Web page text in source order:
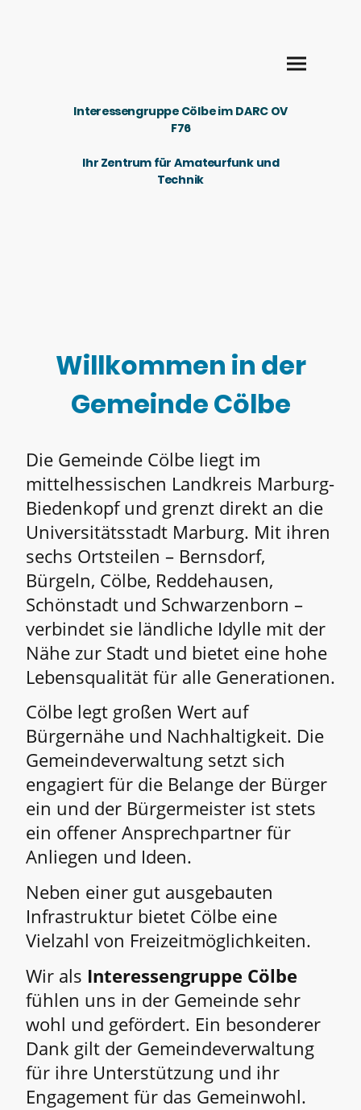
Interessengruppe Cölbe im DARC OV
F76
Ihr Zentrum für Amateurfunk und
Technik
Willkommen in der
Gemeinde Cölbe
Die Gemeinde Cölbe liegt im
mittelhessischen Landkreis Marburg-
Biedenkopf und grenzt direkt an die
Universitätsstadt Marburg. Mit ihren
sechs Ortsteilen – Bernsdorf,
Bürgeln, Cölbe, Reddehausen,
Schönstadt und Schwarzenborn –
verbindet sie ländliche Idylle mit der
Nähe zur Stadt und bietet eine hohe
Lebensqualität für alle Generationen.
Cölbe legt großen Wert auf
Bürgernähe und Nachhaltigkeit. Die
Gemeindeverwaltung setzt sich
engagiert für die Belange der Bürger
ein und der Bürgermeister ist stets
ein offener Ansprechpartner für
Anliegen und Ideen.
Neben einer gut ausgebauten
Infrastruktur bietet Cölbe eine
Vielzahl von Freizeitmöglichkeiten.
Wir als Interessengruppe Cölbe
fühlen uns in der Gemeinde sehr
wohl und gefördert. Ein besonderer
Dank gilt der Gemeindeverwaltung
für ihre Unterstützung und ihr
Engagement für das Gemeinwohl.